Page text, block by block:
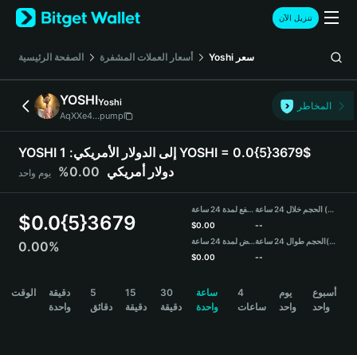
English
日本語
Русский
Español (Latinoamérica)
Türkçe
Deutsch
简体中文
Português (Portugal)
Bahasa Indonesia
বাংলা
تنزيل الآن
الصفحة الرئيسية أسعار العملات المشفرة Yoshi سعر
YOSHIYoshi
AqXXe4...pump
المخاطر
YOSHI إلى الدولار الأمريكي: 1 YOSHI = 0.0{5}3679$
دولار أمريكي 0.00% يوم واحد
$0.0{5}3679
0.00%
مرتفع لمدة 24 ساعة
$0.00
منخفض لمدة 24 ساعة
$0.00
الحجم خلال 24 ساعة (YOSHI)
--
الحجم طوال 24 ساعة(USDT)
--
الوقت
دقيقة
واحدة
5
دقائق
15
دقيقة
30
دقيقة
ساعة
واحدة
4
ساعات
يوم
واحد
أسبوع
واحد